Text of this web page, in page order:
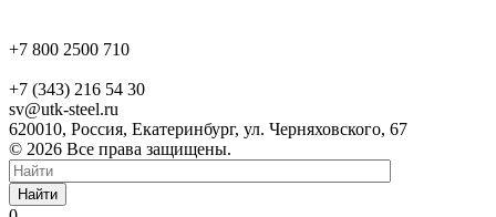
+7 800 2500 710
+7 (343) 216 54 30
sv@utk-steel.ru
620010, Россия, Екатеринбург, ул. Черняховского, 67
© 2026 Все права защищены.
Найти